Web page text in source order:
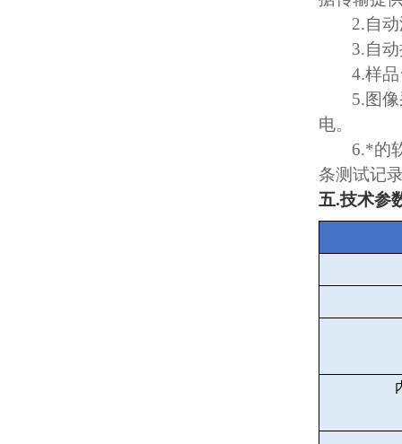
2.自
3.自
4.样
5.图
电。
6.*的
条测试记
五.技术参